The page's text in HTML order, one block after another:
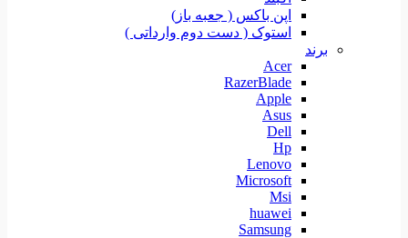
اپن باکس ( جعبه باز)
استوک ( دست دوم وارداتی )
برند
Acer
RazerBlade
Apple
Asus
Dell
Hp
Lenovo
Microsoft
Msi
huawei
Samsung